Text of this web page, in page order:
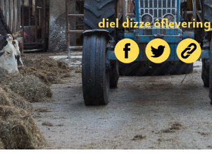
diel dizze ôflevering